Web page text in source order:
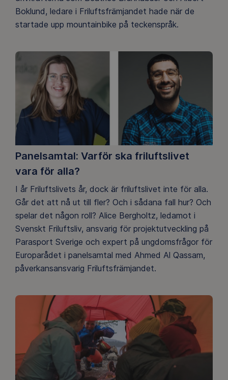
Boklund, ledare i Friluftsfrämjandet hade när de
startade upp mountainbike på teckenspråk.
Panelsamtal: Varför ska friluftslivet
vara för alla?
I år Friluftslivets år, dock är friluftslivet inte för alla.
Går det att nå ut till fler? Och i sådana fall hur? Och
spelar det någon roll? Alice Bergholtz, ledamot i
Svenskt Friluftsliv, ansvarig för projektutveckling på
Parasport Sverige och expert på ungdomsfrågor för
Europarådet i panelsamtal med Ahmed Al Qassam,
påverkansansvarig Friluftsfrämjandet.